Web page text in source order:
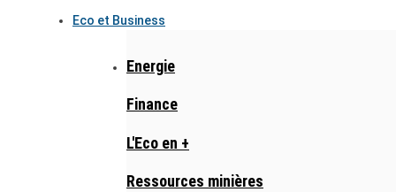
Eco et Business
Energie
Finance
L'Eco en +
Ressources minières